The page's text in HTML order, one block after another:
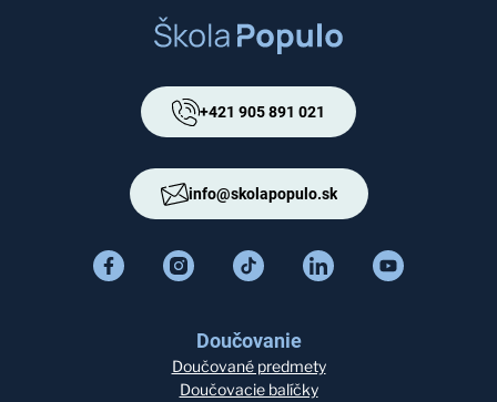
+421 905 891 021
info@skolapopulo.sk
Doučovanie
Doučované predmety
Doučovacie balíčky